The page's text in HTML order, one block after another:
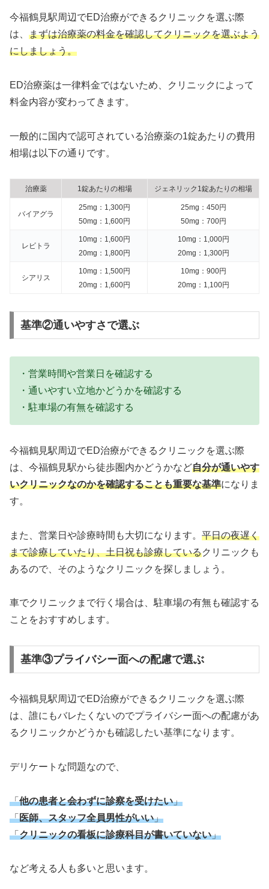
今福鶴見駅周辺でED治療ができるクリニックを選ぶ際
は、 まずは治療薬の料金を確認してクリニックを選ぶよう
にしましょう。
ED治療薬は一律料金ではないため、クリニックによって
料金内容が変わってきます。
一般的に国内で認可されている治療薬の1錠あたりの費用
相場は以下の通りです。
治療薬 1錠あたりの相場 ジェネリック1錠あたりの相場
バイアグラ
25mg：1,300円
50mg：1,600円
25mg：450円
50mg：700円
レビトラ
10mg：1,600円
20mg：1,800円
10mg：1,000円
20mg：1,300円
シアリス
10mg：1,500円
20mg：1,600円
10mg：900円
20mg：1,100円
基準②通いやすさで選ぶ
・営業時間や営業日を確認する
・通いやすい立地かどうかを確認する
・駐車場の有無を確認する
今福鶴見駅周辺でED治療ができるクリニックを選ぶ際
は、今福鶴見駅から徒歩圏内かどうかなど自分が通いやす
いクリニックなのかを確認することも重要な基準になりま
す。
また、営業日や診療時間も大切になります。 平日の夜遅く
まで診療していたり、土日祝も診療しているクリニックも
あるので、そのようなクリニックを探しましょう。
車でクリニックまで行く場合は、駐車場の有無も確認する
ことをおすすめします。
基準③プライバシー面への配慮で選ぶ
今福鶴見駅周辺でED治療ができるクリニックを選ぶ際
は、誰にもバレたくないのでプライバシー面への配慮があ
るクリニックかどうかも確認したい基準になります。
デリケートな問題なので、
「他の患者と会わずに診察を受けたい」
「医師、スタッフ全員男性がいい」
「クリニックの看板に診療科目が書いていない」
など考える人も多いと思います。